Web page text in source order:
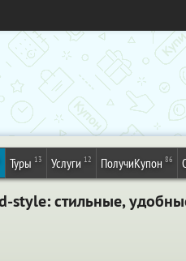
Туры 13 Услуги 12 ПолучиКупон 86
style: стильные,